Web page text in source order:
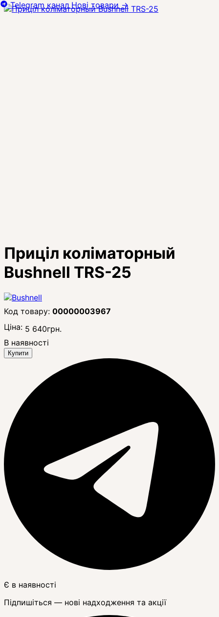
Приціл коліматорный
Bushnell TRS-25
00000003967
Ціна: 5 640грн.
В наявності
Купити
Є в наявності
Підпишіться — нові надходження та акції
Telegram канал Нові товари →